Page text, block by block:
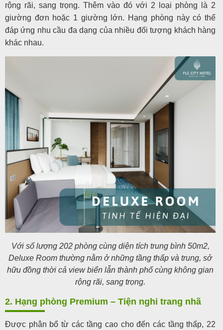
rộng rãi, sang trọng. Thêm vào đó với 2 loại phòng là 2
giường đơn hoặc 1 giường lớn. Hạng phòng này có thể
đáp ứng nhu cầu đa dạng của nhiều đối tượng khách hàng
khác nhau.
Với số lượng 202 phòng cùng diện tích trung bình 50m2,
Deluxe Room thường nằm ở những tầng thấp và trung, sở
hữu đồng thời cả view biển lẫn thành phố cùng không gian
rộng rãi, sang trọng.
2. Hạng phòng Premium – Tiện nghi trang nhã
Được phân bổ từ các tầng cao cho đến các tầng thấp, 22